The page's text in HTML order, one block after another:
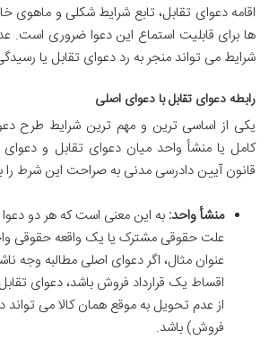
اقامه دعوای تقابل، تابع شرایط شکلی و
ها برای قابلیت استماع این دعوا ضروری است.
شرایط می تواند منجر به رد دعوای تقابل یا
رابطه دعوای تقابل با دعوای اصلی
یکی از اساسی ترین و مهم ترین شرایط طرح
قانون آیین دادرسی مدنی به صراحت این شرط را
منشأ واحد: به این معنی است که هر دو
علت حقوقی مشترک یا یک واقعه حقوقی
عنوان مثال، اگر دعوای اصلی مطالبه وجه
اقساط یک قرارداد فروش باشد، دعوای
از عدم تحویل به موقع همان کالا می تواند
فروش) باشد.